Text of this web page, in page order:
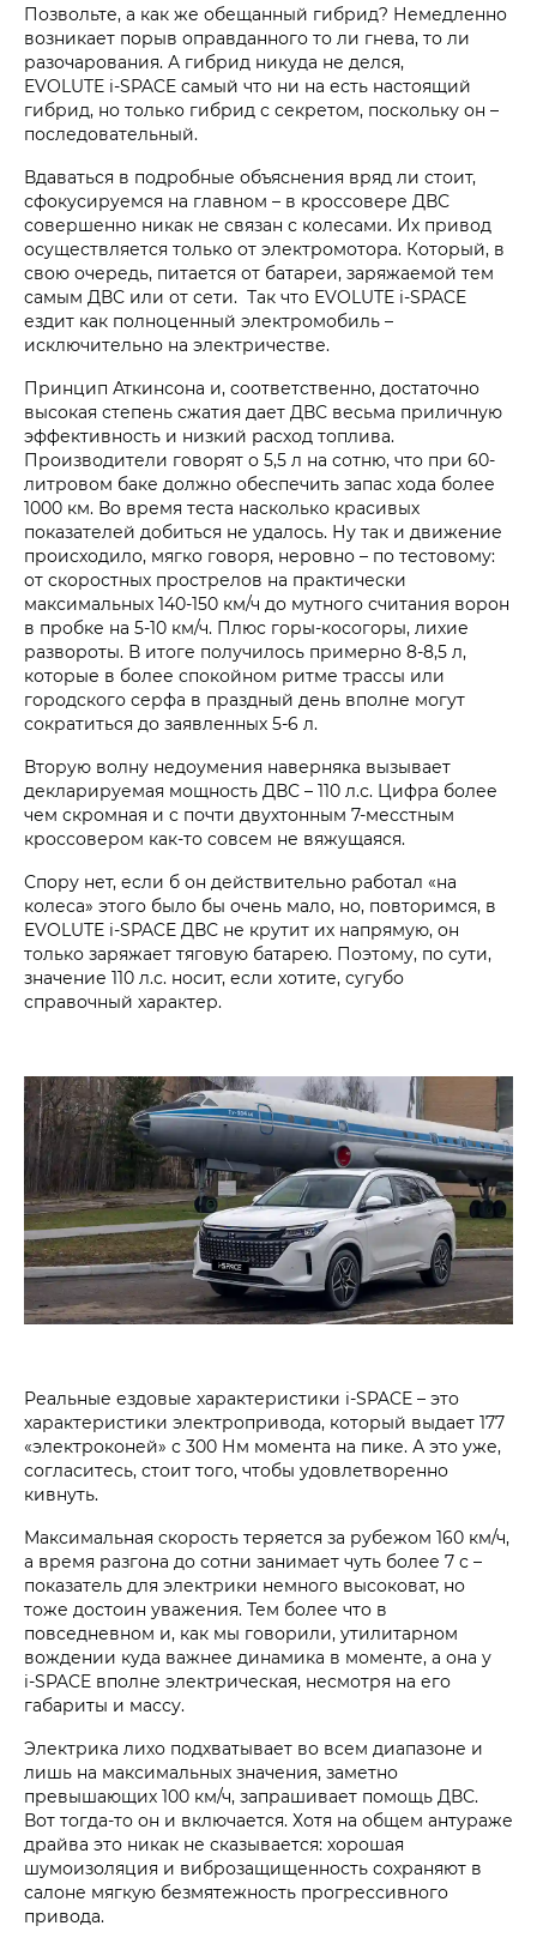
Позвольте, а как же обещанный гибрид? Немедленно
возникает порыв оправданного то ли гнева, то ли
разочарования. А гибрид никуда не делся,
EVOLUTE i‑SPACE самый что ни на есть настоящий
гибрид, но только гибрид с секретом, поскольку он –
последовательный.
Вдаваться в подробные объяснения вряд ли стоит,
сфокусируемся на главном – в кроссовере ДВС
совершенно никак не связан с колесами. Их привод
осуществляется только от электромотора. Который, в
свою очередь, питается от батареи, заряжаемой тем
самым ДВС или от сети. Так что EVOLUTE i‑SPACE
ездит как полноценный электромобиль –
исключительно на электричестве.
Принцип Аткинсона и, соответственно, достаточно
высокая степень сжатия дает ДВС весьма приличную
эффективность и низкий расход топлива.
Производители говорят о 5,5 л на сотню, что при 60-
литровом баке должно обеспечить запас хода более
1000 км. Во время теста насколько красивых
показателей добиться не удалось. Ну так и движение
происходило, мягко говоря, неровно – по тестовому:
от скоростных прострелов на практически
максимальных 140-150 км/ч до мутного считания ворон
в пробке на 5-10 км/ч. Плюс горы-косогоры, лихие
развороты. В итоге получилось примерно 8-8,5 л,
которые в более спокойном ритме трассы или
городского серфа в праздный день вполне могут
сократиться до заявленных 5-6 л.
Вторую волну недоумения наверняка вызывает
декларируемая мощность ДВС – 110 л.с. Цифра более
чем скромная и с почти двухтонным 7-месстным
кроссовером как-то совсем не вяжущаяся.
Спору нет, если б он действительно работал «на
колеса» этого было бы очень мало, но, повторимся, в
EVOLUTE i‑SPACE ДВС не крутит их напрямую, он
только заряжает тяговую батарею. Поэтому, по сути,
значение 110 л.с. носит, если хотите, сугубо
справочный характер.
Реальные ездовые характеристики i‑SPACE – это
характеристики электропривода, который выдает 177
«электроконей» с 300 Нм момента на пике. А это уже,
согласитесь, стоит того, чтобы удовлетворенно
кивнуть.
Максимальная скорость теряется за рубежом 160 км/ч,
а время разгона до сотни занимает чуть более 7 с –
показатель для электрики немного высоковат, но
тоже достоин уважения. Тем более что в
повседневном и, как мы говорили, утилитарном
вождении куда важнее динамика в моменте, а она у
i‑SPACE вполне электрическая, несмотря на его
габариты и массу.
Электрика лихо подхватывает во всем диапазоне и
лишь на максимальных значения, заметно
превышающих 100 км/ч, запрашивает помощь ДВС.
Вот тогда-то он и включается. Хотя на общем антураже
драйва это никак не сказывается: хорошая
шумоизоляция и виброзащищенность сохраняют в
салоне мягкую безмятежность прогрессивного
привода.